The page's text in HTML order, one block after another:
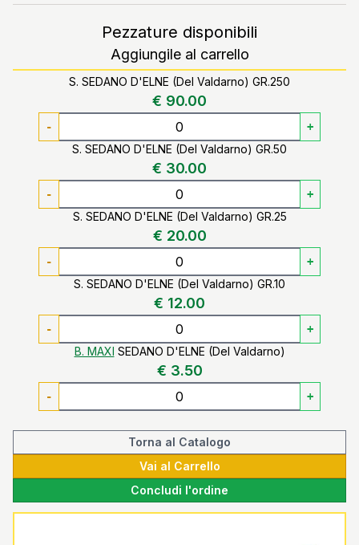
Pezzature disponibili
Aggiungile al carrello
S. SEDANO D'ELNE (Del Valdarno) GR.250
€ 90.00
- +
S. SEDANO D'ELNE (Del Valdarno) GR.50
€ 30.00
- +
S. SEDANO D'ELNE (Del Valdarno) GR.25
€ 20.00
- +
S. SEDANO D'ELNE (Del Valdarno) GR.10
€ 12.00
- +
B. MAXI SEDANO D'ELNE (Del Valdarno)
€ 3.50
- +
Torna al Catalogo
Vai al Carrello
Concludi l'ordine